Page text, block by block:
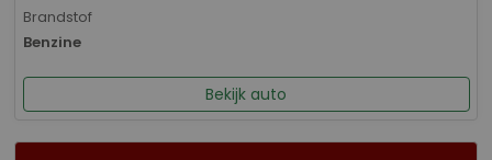
Brandstof
Benzine
Bekijk auto